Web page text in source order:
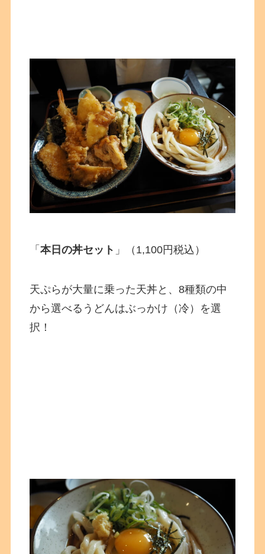
「本日の丼セット 」（1,100円税込）
天ぷらが大量に乗った天丼と、8種類の中
から選べるうどんはぶっかけ（冷）を選
択！